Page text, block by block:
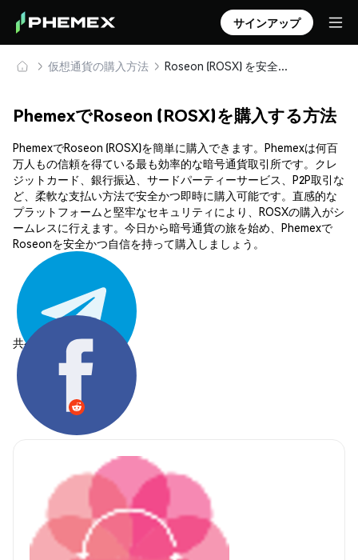
サインアップ
仮想通貨の購入方法 Roseon (ROSX) を安全に購入・保管
PhemexでRoseon (ROSX)を購入する方法
PhemexでRoseon (ROSX)を簡単に購入できます。Phemexは何百
万人もの信頼を得ている最も効率的な暗号通貨取引所です。クレ
ジットカード、銀行振込、サードパーティーサービス、P2P取引な
ど、柔軟な支払い方法で安全かつ即時に購入可能です。直感的な
プラットフォームと堅牢なセキュリティにより、ROSXの購入がシ
ームレスに行えます。今日から暗号通貨の旅を始め、Phemexで
Roseonを安全かつ自信を持って購入しましょう。
共有する: